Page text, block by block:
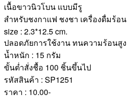
เนื้อขาวนิวโบน แบบมีรู
สำหรับชงกาแฟ ชงชา เครื่องดื่มร้อน
size : 2.3*12.5 cm.
ปลอดภัยการใช้งาน ทนความร้อนสูง
น้ำหนัก : 15 กรัม
ขั้นต่ำสั่งชื้อ 100 ชิ้นขึ้นไป
รหัสสินค้า : SP1251
ราคา : 10.00-